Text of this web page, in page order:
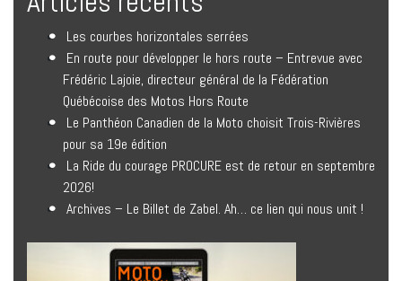
Les courbes horizontales serrées
En route pour développer le hors route – Entrevue avec
Frédéric Lajoie, directeur général de la Fédération
Québécoise des Motos Hors Route
Le Panthéon Canadien de la Moto choisit Trois-Rivières
pour sa 19e édition
La Ride du courage PROCURE est de retour en septembre
2026!
Archives – Le Billet de Zabel. Ah… ce lien qui nous unit !